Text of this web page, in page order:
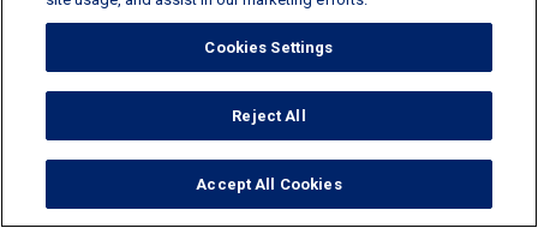
12.Žádné údaje shromážděné od dětí
Tyto stránky nejsou určeny ani určeny k použití dětmi. V
důsledku toho, pokud je vám méně než osmnáct (18) let,
máte zakázáno přistupovat ke službám nebo je používat
(včetně stránek) nebo nám poskytovat své osobní údaje.
Pokud se rodič nebo opatrovník dítěte mladšího osmnácti
(18) let domnívá, že dítě má, nebo pokud je vám mladší 18
Cookies Settings
Reject All
Accept All Cookies